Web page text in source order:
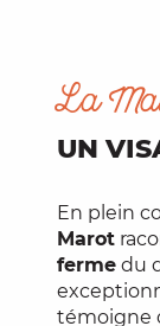
La
UN
En plein
Marot
ferme du
témoigne